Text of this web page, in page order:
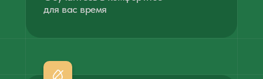
для вас время